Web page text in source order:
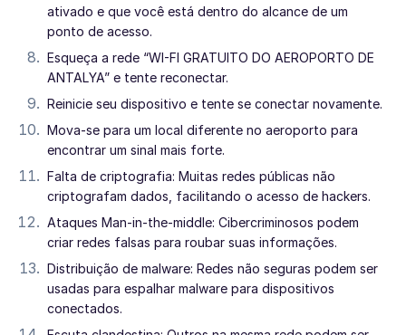
ativado e que você está dentro do alcance de um
ponto de acesso.
Esqueça a rede “WI-FI GRATUITO DO AEROPORTO DE
ANTALYA” e tente reconectar.
Reinicie seu dispositivo e tente se conectar novamente.
Mova-se para um local diferente no aeroporto para
encontrar um sinal mais forte.
Falta de criptografia: Muitas redes públicas não
criptografam dados, facilitando o acesso de hackers.
Ataques Man-in-the-middle: Cibercriminosos podem
criar redes falsas para roubar suas informações.
Distribuição de malware: Redes não seguras podem ser
usadas para espalhar malware para dispositivos
conectados.